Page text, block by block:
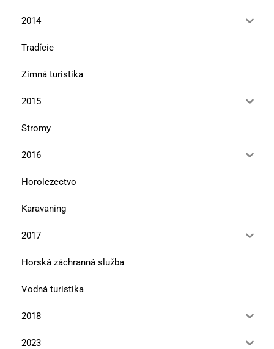
2014
Tradície
Zimná turistika
2015
Stromy
2016
Horolezectvo
Karavaning
2017
Horská záchranná služba
Vodná turistika
2018
2023